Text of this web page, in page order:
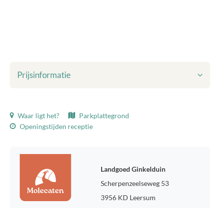
Prijsinformatie
Getoonde prijzen zijn inclusief:
Toeristenbelasting
Bedlinnen
WiFi
Verbruik gas, water en elektra
Toeristenbelasting:
Waar ligt het?
Parkplattegrond
Openingstijden receptie
Landgoed Ginkelduin
Scherpenzeelseweg 53
3956 KD Leersum